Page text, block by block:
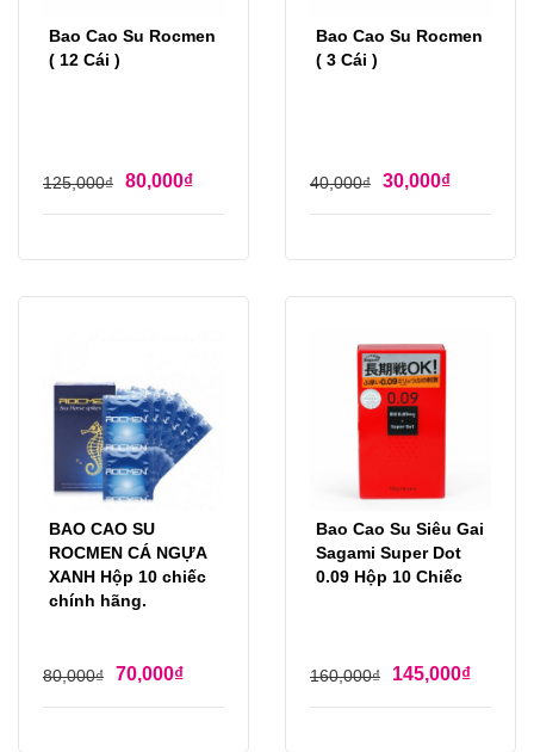
Bao Cao Su Rocmen
( 12 Cái )
125,000₫ 80,000₫
Bao Cao Su Rocmen
( 3 Cái )
40,000₫ 30,000₫
BAO CAO SU
ROCMEN CÁ NGỰA
XANH Hộp 10 chiếc
chính hãng.
80,000₫ 70,000₫
Bao Cao Su Siêu Gai
Sagami Super Dot
0.09 Hộp 10 Chiếc
160,000₫ 145,000₫